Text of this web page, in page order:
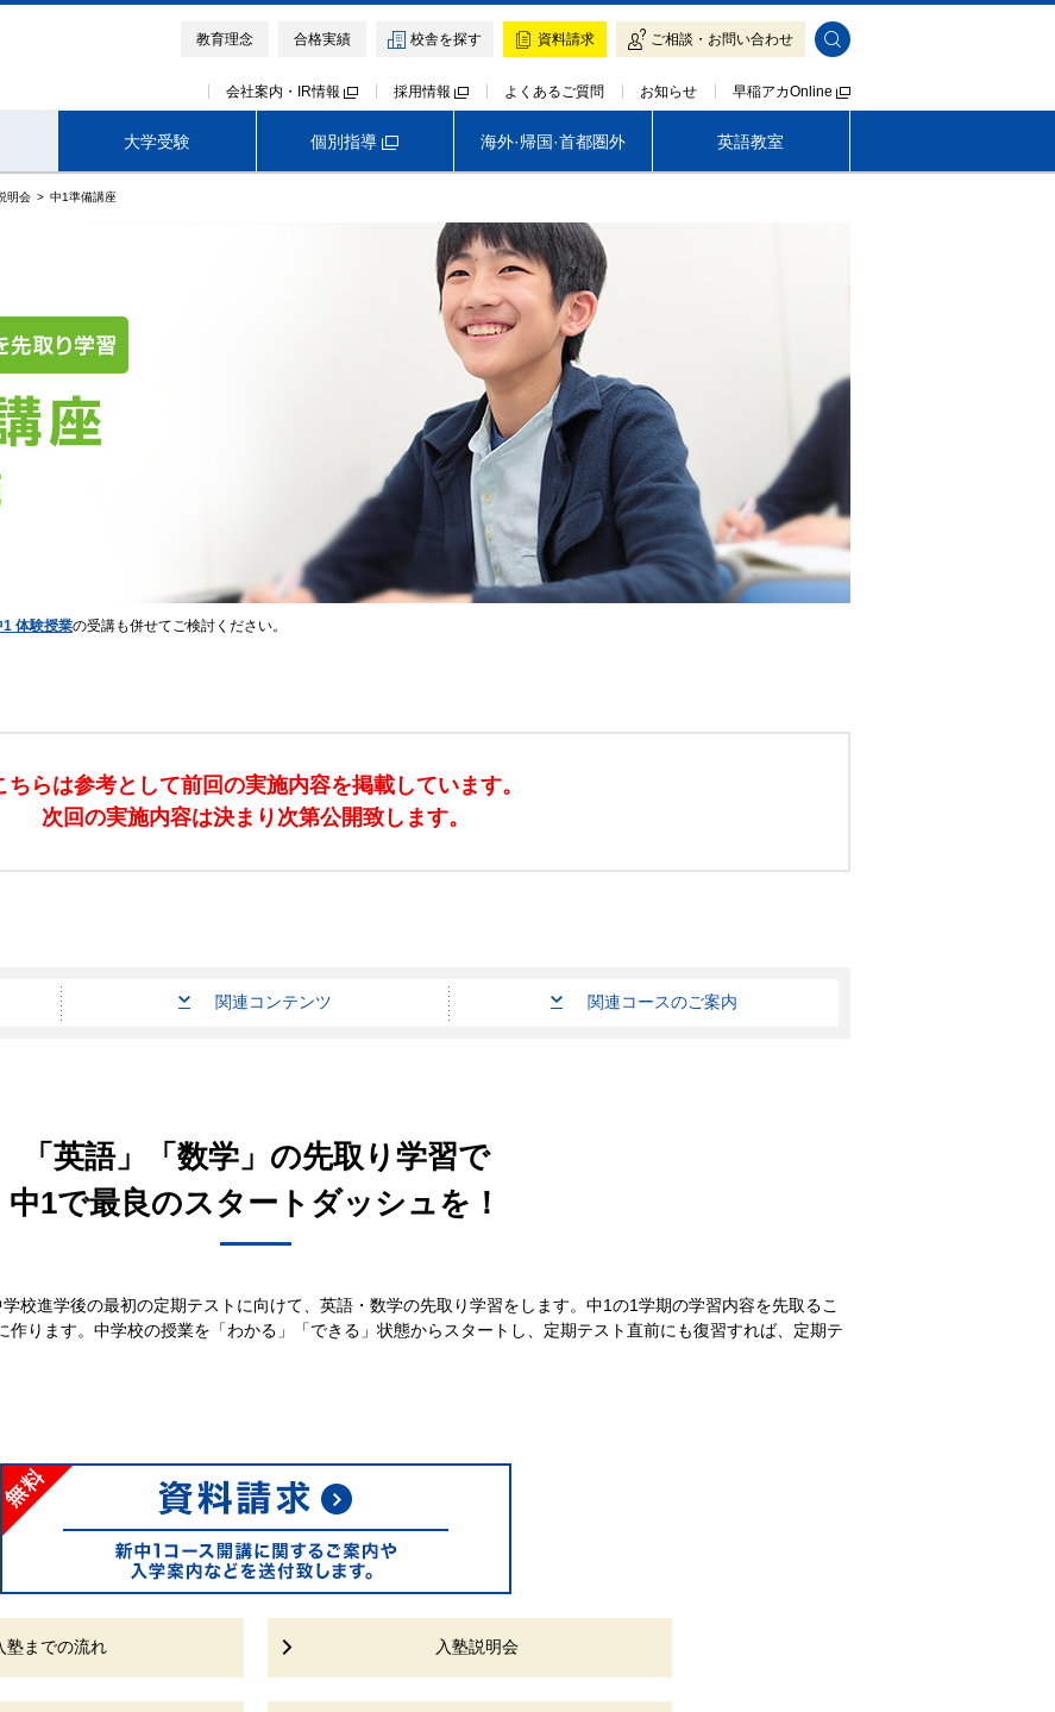
教育理念 合格実績 校舎を探す 資料請求 ご相談・お問い合わせ
会社案内・IR情報 採用情報 よくあるご質問 お知らせ 早稲アカOnline
千葉
大学受験 個別指導 海外·帰国·首都圏外 英語教室
明会 中1準備講座
1 体験授業の受講も併せてご検討ください。
ちらは参考として前回の実施内容を掲載しています。
次回の実施内容は決まり次第公開致します。
関連コンテンツ 関連コースのご案内
「英語」「数学」の先取り学習で
中1で最良のスタートダッシュを！
校進学後の最初の定期テストに向けて、英語・数学の先取り学習をします。中1の1学期の学習内容を先取るこ
作ります。中学校の授業を「わかる」「できる」状態からスタートし、定期テスト直前にも復習すれば、定期テ
塾までの流れ 入塾説明会